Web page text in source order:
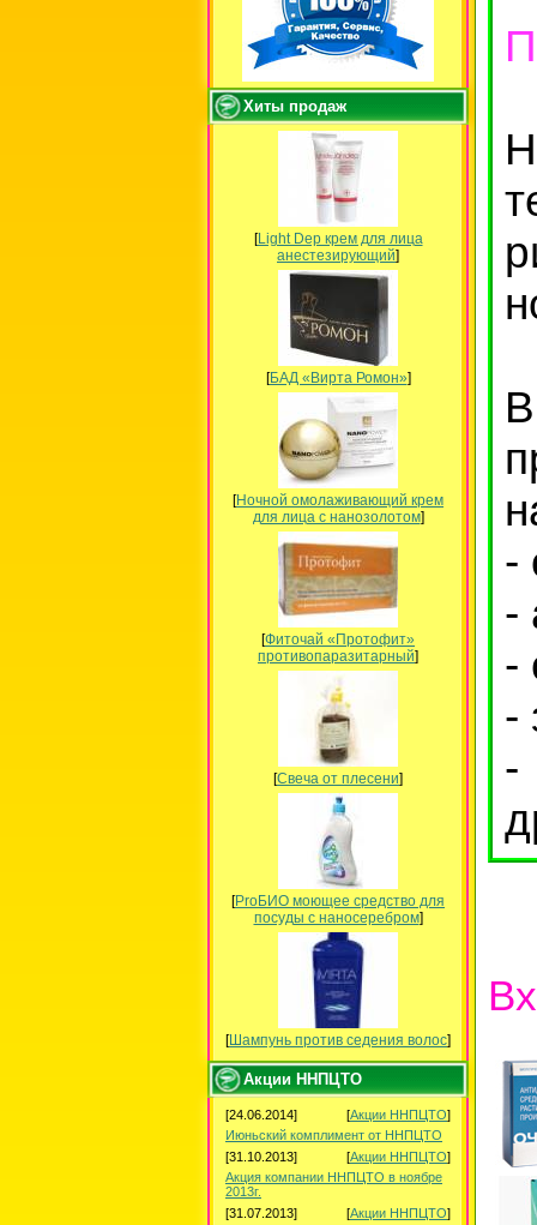
Хиты продаж
[Light Dep крем для лица
анестезирующий]
[БАД «Вирта Ромон»]
[Ночной омолаживающий крем
для лица с нанозолотом]
[Фиточай «Протофит»
противопаразитарный]
[Свеча от плесени]
[ProБИО моющее средство для
посуды c наносеребром]
[Шампунь против седения волос]
Акции ННПЦТО
[24.06.2014] [Акции ННПЦТО]
Июньский комплимент от ННПЦТО
[31.10.2013]
[Акции ННПЦТО]
Акция компании ННПЦТО в ноябре
2013г.
[31.07.2013]
[Акции ННПЦТО]
-
-
-
-
-